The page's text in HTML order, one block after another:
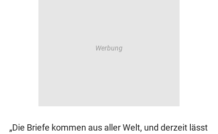
„Die Briefe kommen aus aller Welt, und derzeit lässt